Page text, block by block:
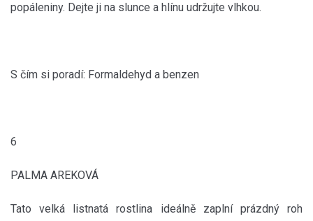
popáleniny. Dejte ji na slunce a hlínu udržujte vlhkou.
S čím si poradí: Formaldehyd a benzen
6
PALMA AREKOVÁ
Tato velká listnatá rostlina ideálně zaplní prázdný roh